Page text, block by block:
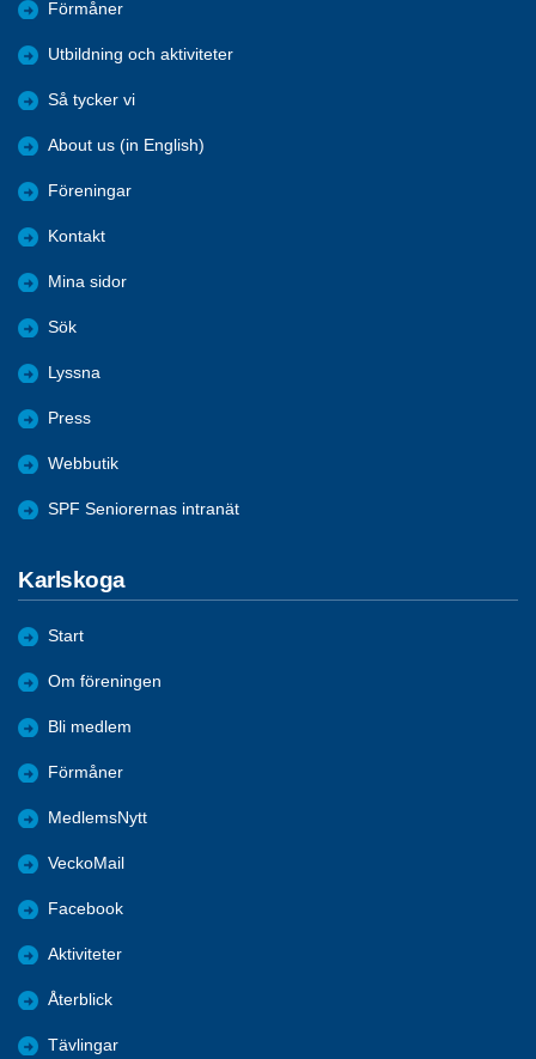
Förmåner
Utbildning och aktiviteter
Så tycker vi
About us (in English)
Föreningar
Kontakt
Mina sidor
Sök
Lyssna
Press
Webbutik
SPF Seniorernas intranät
Karlskoga
Start
Om föreningen
Bli medlem
Förmåner
MedlemsNytt
VeckoMail
Facebook
Aktiviteter
Återblick
Tävlingar